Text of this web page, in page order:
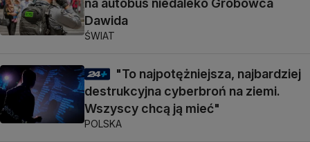
Dawida
ŚWIAT
"To najpotężniejsza, najbardziej
destrukcyjna cyberbroń na ziemi.
Wszyscy chcą ją mieć"
POLSKA